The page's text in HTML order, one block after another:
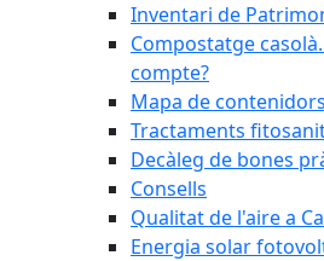
Inventari de
Compostatge
compte?
Mapa de contenidors
Tractaments
Decàleg de bones
Consells
Qualitat de l'aire a
Energia solar